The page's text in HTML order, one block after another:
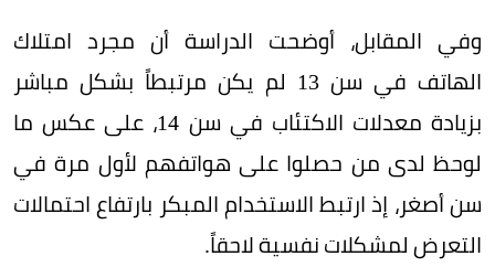
وفي المقابل، أوضحت الدراسة أن مجرد امتلاك
الهاتف في سن 13 لم يكن مرتبطاً بشكل مباشر
بزيادة معدلات الاكتئاب في سن 14، على عكس ما
لوحظ لدى من حصلوا على هواتفهم لأول مرة في
سن أصغر، إذ ارتبط الاستخدام المبكر بارتفاع احتمالات
التعرض لمشكلات نفسية لاحقاً.